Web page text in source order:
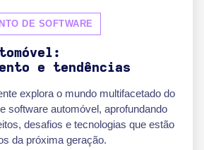
DE SOFTWARE
e tendências
explora o mundo multifacetado do
software automóvel, aprofundando
desafios e tecnologias que estão
da próxima geração.